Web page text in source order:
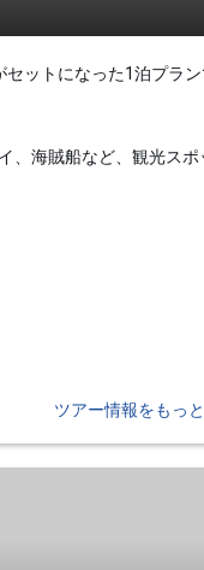
ットになった1泊プラ
、海賊船など、観光スポ
ツアー情報をもっ